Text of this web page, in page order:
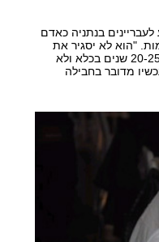
לעבריינים בנתניה כאדם
"הוא לא יסגיר את
עצמו ולא יעזור בית דין. הוא יודע שהוא הולך לאכול אותה 20-25 שנים בכלא ולא
מדובר בחבילה